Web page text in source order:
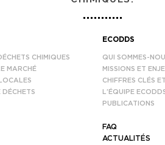
CHIMIQUES
MARCHÉ
DÉCHETS
ECODDS
QUI SOMMES-
MISSIONS ET
CHIFFRES CLÉS
L’ÉQUIPE
PUBLICATIONS
FAQ
ACTUALITÉS